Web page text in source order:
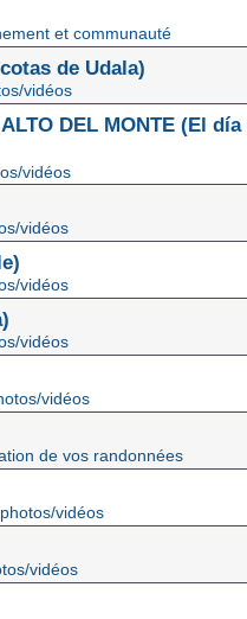
et communauté
de Udala)
vidéos
DEL MONTE (El
vidéos
vidéos
vidéos
vidéos
vidéos
de vos randonnées
vidéos
vidéos